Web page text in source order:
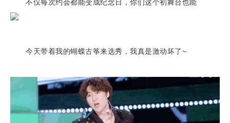
不仅每次约会都能变成纪念日，你们这个初舞台也能
今天带着我的蝴蝶古筝来选秀，我真是激动坏了~